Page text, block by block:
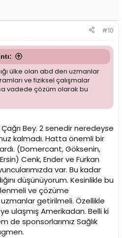
#10
ülke olan abd den uzmanlar
ve fiziksel çalışmalar
vadede çözüm olarak bu
Bey. 2 senedir neredeyse
kalmadı. Hatta önemli bir
(Domercant, Göksenin,
Cenk, Ender ve Furkan
var. Bu kadar
düşünüyorum. Kesinlikle bu
ve çözüme
uzmanlar getirilmeli. Özellikle
ulaşmış Amerikadan. Belli ki
de sponsorlarımız Sağlık